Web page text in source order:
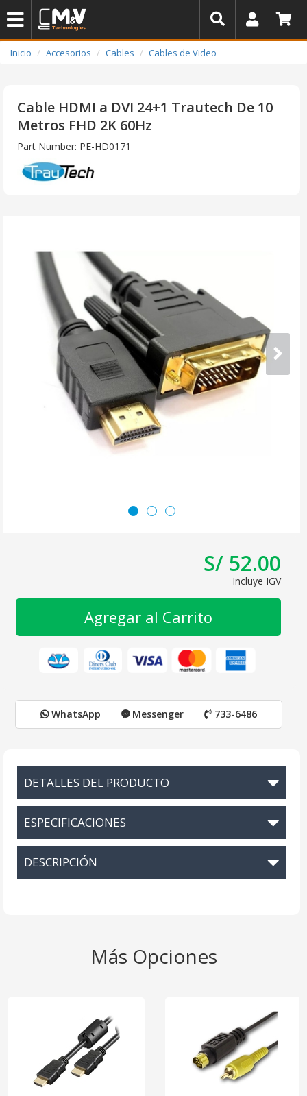
Inicio Accesorios Cables Cables de Video
Cable HDMI a DVI 24+1 Trautech De 10
Metros FHD 2K 60Hz
Part Number: PE-HD0171
S/ 52.00
Incluye IGV
Agregar al Carrito
WhatsApp Messenger 733-6486
DETALLES DEL PRODUCTO
ESPECIFICACIONES
DESCRIPCIÓN
Más Opciones